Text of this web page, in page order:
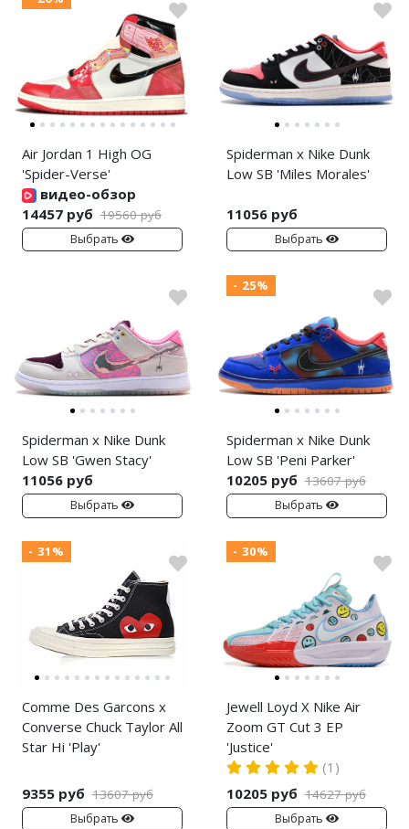
Air Jordan 1 High OG
'Spider-Verse'
видео-обзор
14457 руб 19560 руб
Выбрать
Spiderman x Nike Dunk
Low SB 'Miles Morales'
11056 руб
Выбрать
Spiderman x Nike Dunk
Low SB 'Gwen Stacy'
11056 руб
Выбрать
- 25%
Spiderman x Nike Dunk
Low SB 'Peni Parker'
10205 руб 13607 руб
Выбрать
- 31%
Comme Des Garcons x
Converse Chuck Taylor All
Star Hi 'Play'
9355 руб 13607 руб
Выбрать
- 30%
Jewell Loyd X Nike Air
Zoom GT Cut 3 EP
'Justice'
(1)
10205 руб 14627 руб
Выбрать